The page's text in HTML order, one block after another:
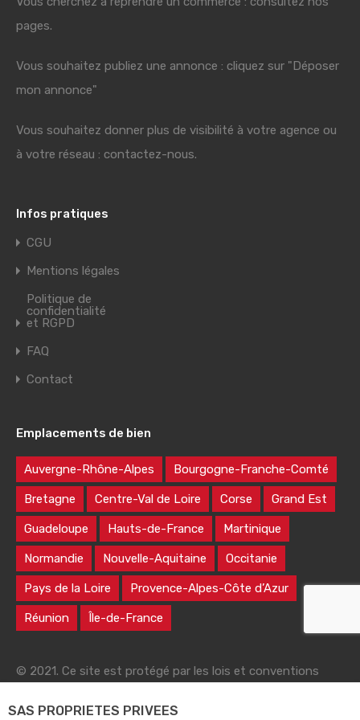
pages.
Vous souhaitez publiez une annonce : cliquez sur "Déposer
mon annonce"
Vous souhaitez donner plus de visibilité à votre agence ou
à votre réseau : contactez-nous.
Infos pratiques
CGU
Mentions légales
Politique de
confidentialité
et RGPD
FAQ
Contact
Emplacements de bien
Auvergne-Rhône-Alpes Bourgogne-Franche-Comté
Bretagne Centre-Val de Loire Corse Grand Est
Guadeloupe Hauts-de-France Martinique
Normandie Nouvelle-Aquitaine Occitanie
Pays de la Loire Provence-Alpes-Côte d’Azur
Réunion Île-de-France
© 2021. Ce site est protégé par les lois et conventions
SAS PROPRIETES PRIVEES